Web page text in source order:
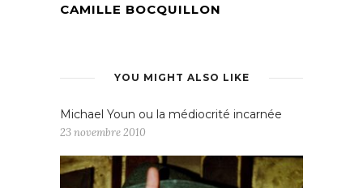
CAMILLE BOCQUILLON
YOU MIGHT ALSO LIKE
Michael Youn ou la médiocrité incarnée
23 novembre 2010